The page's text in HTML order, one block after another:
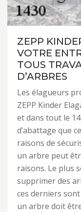
ZEPP
VOTRE
TOUS
D’ARBRES
Les élagueurs
ZEPP Kinder
et dans tout le
d’abattage que
raisons de
un arbre peut
raisons. Le plus
supprimer des
ces derniers
un arbre doit